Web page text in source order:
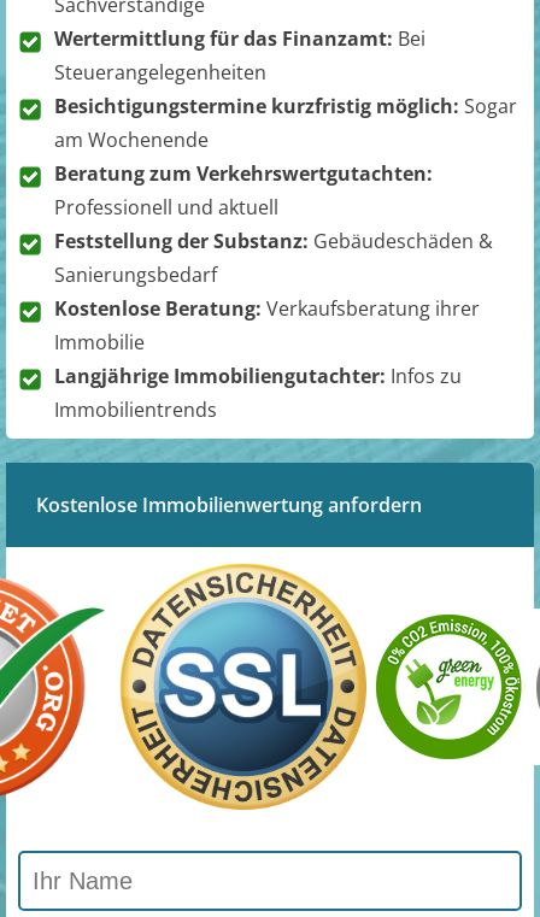
Wertermittlung für das Finanzamt: Bei
Steuerangelegenheiten
Besichtigungstermine kurzfristig möglich: Sogar
am Wochenende
Beratung zum Verkehrswertgutachten:
Professionell und aktuell
Feststellung der Substanz: Gebäudeschäden &
Sanierungsbedarf
Kostenlose Beratung: Verkaufsberatung ihrer
Immobilie
Langjährige Immobiliengutachter: Infos zu
Immobilientrends
Kostenlose Immobilienwertung anfordern